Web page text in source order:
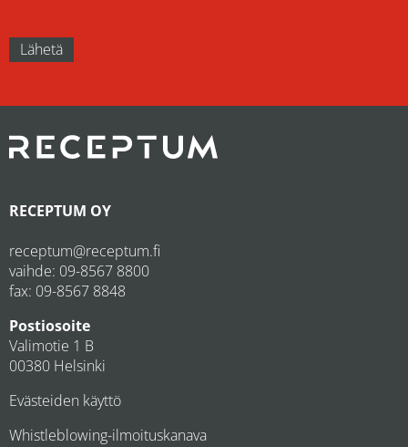
RECEPTUM OY
receptum@receptum.fi
vaihde: 09-8567 8800
fax: 09-8567 8848
Postiosoite
Valimotie 1 B
00380 Helsinki
Evästeiden käyttö
Whistleblowing-ilmoituskanava